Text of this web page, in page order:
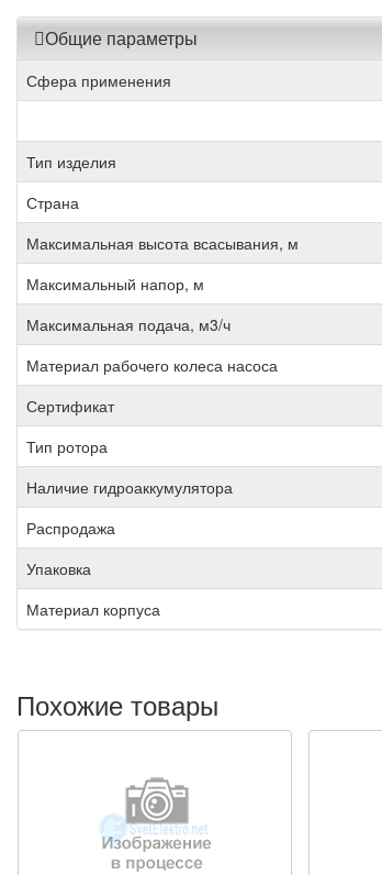
Общие параметры
Сфера применения
Тип изделия
Страна
Максимальная высота всасывания, м
Максимальный напор, м
Максимальная подача, м3/ч
Материал рабочего колеса насоса
Сертификат
Тип ротора
Наличие гидроаккумулятора
Распродажа
Упаковка
Материал корпуса
Похожие товары